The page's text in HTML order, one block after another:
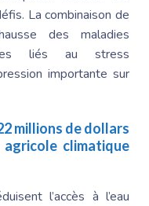
La combinaison de
des maladies
liés au stress
importante sur
millions de dollars
climatique
l’accès à l’eau